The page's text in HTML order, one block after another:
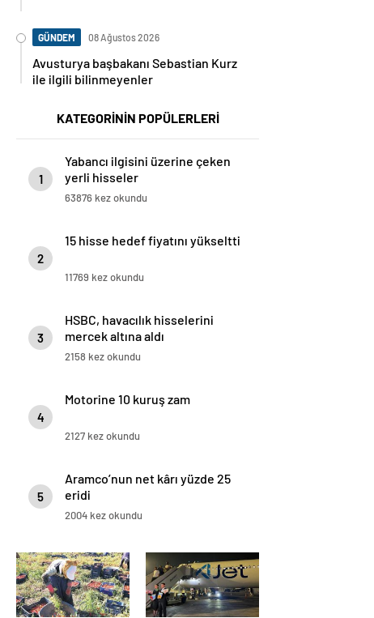
GÜNDEM 08 Ağustos 2026
Avusturya başbakanı Sebastian Kurz
ile ilgili bilinmeyenler
KATEGORİNİN POPÜLERLERİ
1
Yabancı ilgisini üzerine çeken
yerli hisseler
63876 kez okundu
2
15 hisse hedef fiyatını yükseltti
11769 kez okundu
3
HSBC, havacılık hisselerini
mercek altına aldı
2158 kez okundu
4
Motorine 10 kuruş zam
2127 kez okundu
5
Aramco’nun net kârı yüzde 25
eridi
2004 kez okundu